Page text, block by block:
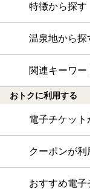
特徴から探す
温泉地から探
関連キーワー
おトクに利用する
電子チケッ
クーポンが
おすすめ電